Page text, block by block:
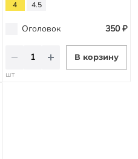
4 4.5
Оголовок 350 ₽
В корзину
шт